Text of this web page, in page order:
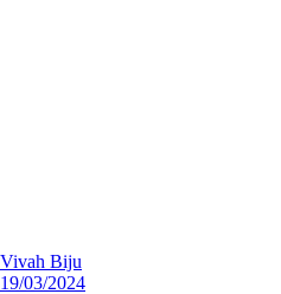
Vivah Biju
19/03/2024